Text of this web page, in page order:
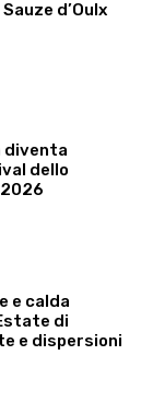
d’Oulx
diventa
dello
e calda
di
e dispersioni